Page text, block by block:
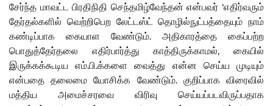
சேர்ந்த மாவட்ட பிரதிநிதி செந்தமிழ்வேந்தன் என்பவர் ‘எதிர்வரும்
தேர்தல்களில் வெற்றிபெற லேட்டஸ்ட் தொழில்நுட்பத்தையும் நாம்
கண்டிப்பாக கையாள வேண்டும். அதிகாரத்தை கைப்பற்ற
பொதுத்தேர்தலை எதிர்பார்த்து காத்திருக்காமல், கையில்
இருக்கக்கூடிய எம்.பி.க்களை வைத்து என்ன செய்ய முடியும்
என்பதை தலைமை யோசிக்க வேண்டும். குறிப்பாக விரைவில்
மத்திய அமைச்சரவை விரிவு செய்யப்படவிருப்பதாக